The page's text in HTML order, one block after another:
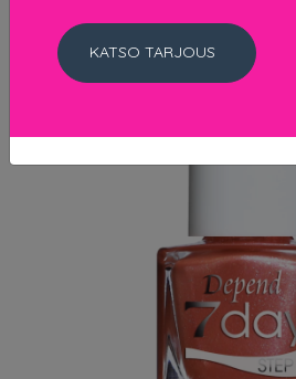
KATSO TARJOUS